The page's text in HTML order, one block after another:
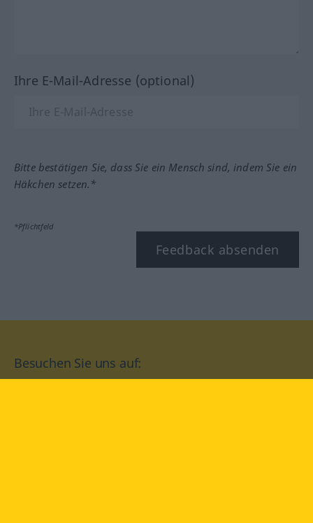
Ihre E-Mail-Adresse (optional)
Bitte bestätigen Sie, dass Sie ein Mensch sind, indem Sie ein
Häkchen setzen.*
*Pflichtfeld
Feedback absenden
Besuchen Sie uns auf: